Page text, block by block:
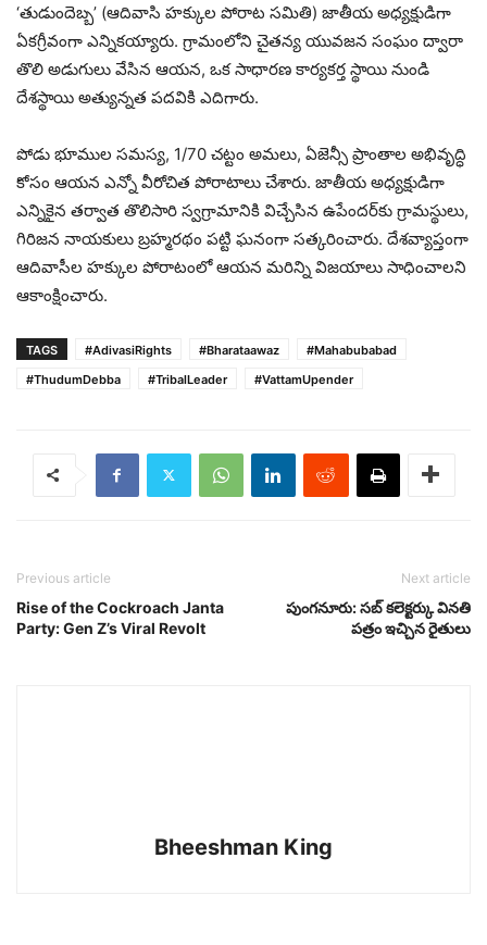
‘తుడుందెబ్బ’ (ఆదివాసి హక్కుల పోరాట సమితి) జాతీయ అధ్యక్షుడిగా
ఏకగ్రీవంగా ఎన్నికయ్యారు. గ్రామంలోని చైతన్య యువజన సంఘం ద్వారా
తొలి అడుగులు వేసిన ఆయన, ఒక సాధారణ కార్యకర్త స్థాయి నుండి
దేశస్థాయి అత్యున్నత పదవికి ఎదిగారు.
పోడు భూముల సమస్య, 1/70 చట్టం అమలు, ఏజెన్సీ ప్రాంతాల అభివృద్ధి
కోసం ఆయన ఎన్నో వీరోచిత పోరాటాలు చేశారు. జాతీయ అధ్యక్షుడిగా
ఎన్నికైన తర్వాత తొలిసారి స్వగ్రామానికి విచ్చేసిన ఉపేందర్‌కు గ్రామస్థులు,
గిరిజన నాయకులు బ్రహ్మరథం పట్టి ఘనంగా సత్కరించారు. దేశవ్యాప్తంగా
ఆదివాసీల హక్కుల పోరాటంలో ఆయన మరిన్ని విజయాలు సాధించాలని
ఆకాంక్షించారు.
TAGS #AdivasiRights #Bharataawaz
#Mahabubabad
#ThudumDebba
#TribalLeader #VattamUpender
Previous article
Rise of the Cockroach Janta
Party: Gen Z’s Viral Revolt
Next article
పుంగనూరు: సబ్ కలెక్టర్కు వినతి
పత్రం ఇచ్చిన రైతులు
Bheeshman King